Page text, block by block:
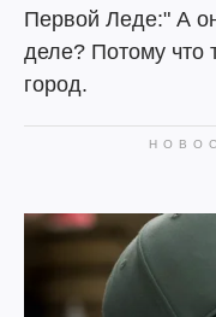
Первой Леде:" А
деле? Потому что
город.